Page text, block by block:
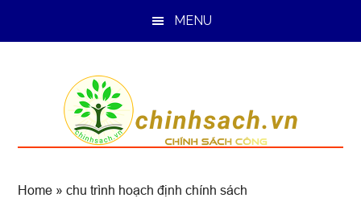
MENU
Home »chu trình hoạch định chính sách